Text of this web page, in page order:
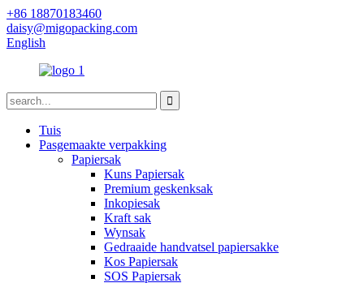
+86 18870183460
daisy@migopacking.com
English
Tuis
Pasgemaakte verpakking
Papiersak
Kuns Papiersak
Premium geskenksak
Inkopiesak
Kraft sak
Wynsak
Gedraaide handvatsel papiersakke
Kos Papiersak
SOS Papiersak